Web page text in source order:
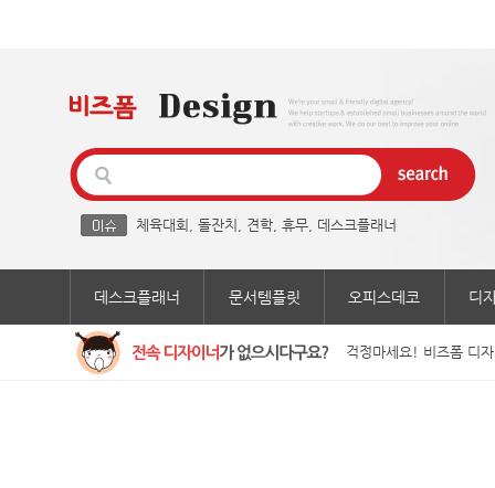
체육대회 돌잔치 견학, 휴무, 데스크플래너
데스크플래너 문서템플릿 오피스데코 디
걱정마세요! 비즈폼 디